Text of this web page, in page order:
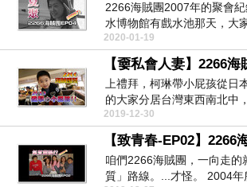
2266海賊團2007年的聚會
水博物館有戲水池那天，大
看了!...
2020-01-19
上禮拜，柯琳帶小屁孩從日
的大家分居台灣東西南北中
塊兒，實在是...
2019-12-30
咱們2266海賊團，一向走的
質」路線。...才怪。 2004年